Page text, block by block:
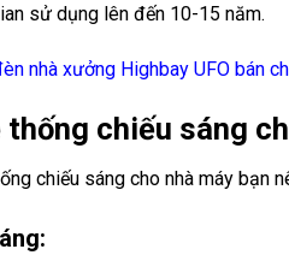
sử dụng lên đến 10-15 năm.
nhà xưởng Highbay UFO bán
thống chiếu sáng
chiếu sáng cho nhà máy bạn